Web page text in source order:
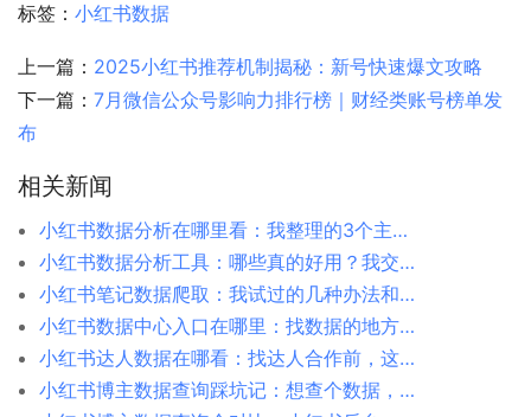
标签： 小红书数据
上一篇： 2025小红书推荐机制揭秘：新号快速爆文攻略
下一篇： 7月微信公众号影响力排行榜｜财经类账号榜单发
布
相关新闻
小红书数据分析在哪里看：我整理的3个主要入口
小红书数据分析工具：哪些真的好用？我交过学费才明白
小红书笔记数据爬取：我试过的几种办法和踩过的坑
小红书数据中心入口在哪里：找数据的地方，我帮你捋了一遍
小红书达人数据在哪看：找达人合作前，这几处数据得摸清楚
小红书博主数据查询踩坑记：想查个数据，比想象中难多了